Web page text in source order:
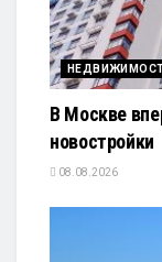
В Москве
новостройки
08.08.2026